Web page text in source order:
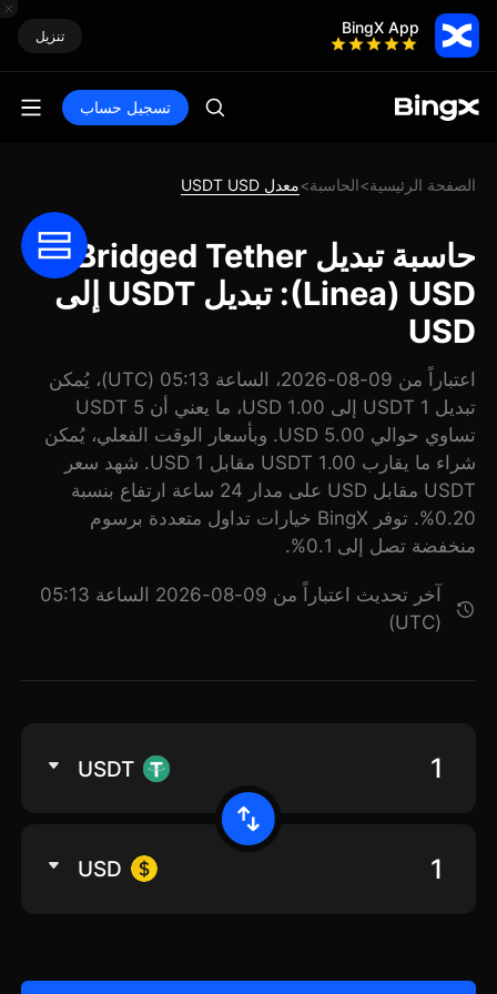
BingX App تنزيل
تسجيل حساب
الصفحة الرئيسية>الحاسبة>معدل USDT USD
حاسبة تبديل Bridged Tether
(Linea) USD: تبديل USDT إلى
USD
اعتباراً من 09-08-2026، الساعة 05:13 (UTC)، يُمكن
تبديل 1 USDT إلى 1.00 USD، ما يعني أن 5 USDT
تساوي حوالي 5.00 USD. وبأسعار الوقت الفعلي، يُمكن
شراء ما يقارب 1.00 USDT مقابل 1 USD. شهد سعر
USDT مقابل USD على مدار 24 ساعة ارتفاع بنسبة
0.20%. توفر BingX خيارات تداول متعددة برسوم
منخفضة تصل إلى 0.1%.
آخر تحديث اعتباراً من 09-08-2026 الساعة 05:13
(UTC)
USDT
USD